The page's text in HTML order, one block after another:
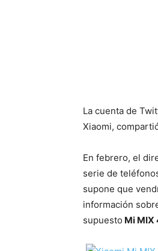
La cuenta de
Xiaomi,
En febrero, el
serie de
supone que
información
supuesto Mi MIX